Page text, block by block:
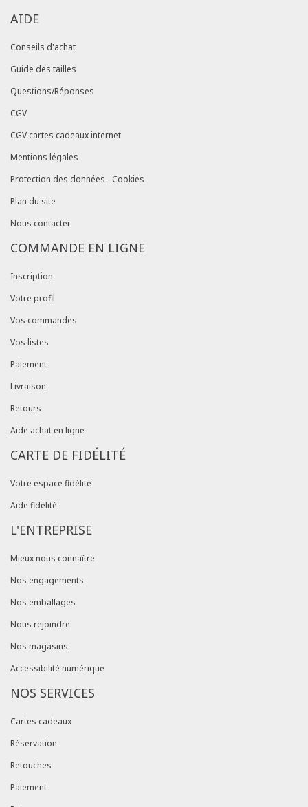
AIDE
Conseils d'achat
Guide des tailles
Questions/Réponses
CGV
CGV cartes cadeaux internet
Mentions légales
Protection des données - Cookies
Plan du site
Nous contacter
COMMANDE EN LIGNE
Inscription
Votre profil
Vos commandes
Vos listes
Paiement
Livraison
Retours
Aide achat en ligne
CARTE DE FIDÉLITÉ
Votre espace fidélité
Aide fidélité
L'ENTREPRISE
Mieux nous connaître
Nos engagements
Nos emballages
Nous rejoindre
Nos magasins
Accessibilité numérique
NOS SERVICES
Cartes cadeaux
Réservation
Retouches
Paiement